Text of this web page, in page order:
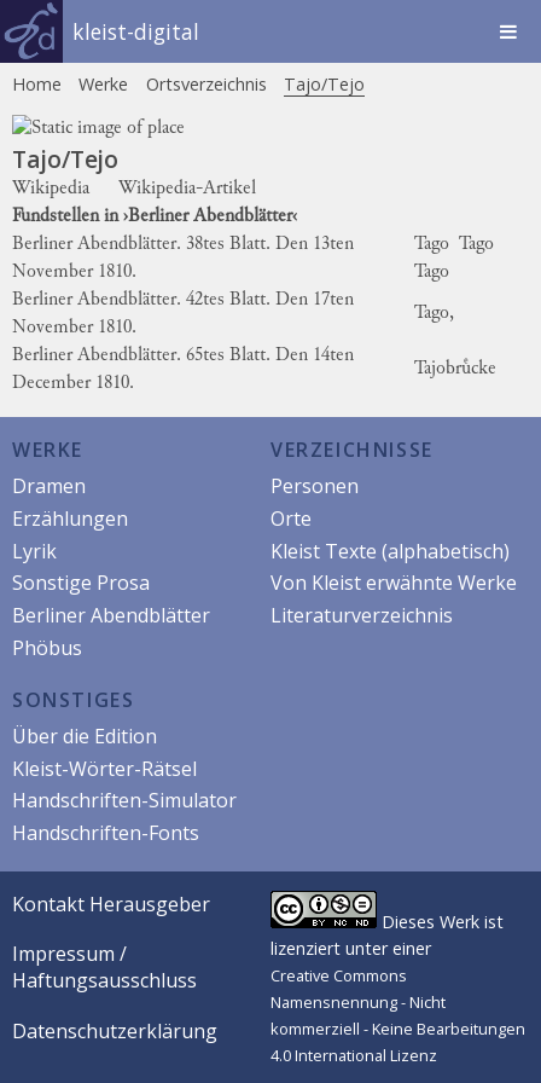
kleist-digital
Home Werke Ortsverzeichnis Tajo/Tejo
Tajo/Tejo
Wikipedia
Wikipedia-Artikel
Fundstellen in ›Berliner Abendblätter‹
Berliner Abendblätter. 38tes Blatt. Den 13ten
November 1810.
Tago Tago
Tago
Berliner Abendblätter. 42tes Blatt. Den 17ten
November 1810.
Tago,
Berliner Abendblätter. 65tes Blatt. Den 14ten
December 1810.
Tajobruͤcke
WERKE
Dramen
Erzählungen
Lyrik
Sonstige Prosa
Berliner Abendblätter
Phöbus
VERZEICHNISSE
Personen
Orte
Kleist Texte (alphabetisch)
Von Kleist erwähnte Werke
Literaturverzeichnis
SONSTIGES
Über die Edition
Kleist-Wörter-Rätsel
Handschriften-Simulator
Handschriften-Fonts
Kontakt Herausgeber
Impressum /
Haftungsausschluss
Datenschutzerklärung
Dieses Werk ist
lizenziert unter einer
Creative Commons
Namensnennung - Nicht
kommerziell - Keine Bearbeitungen
4.0 International Lizenz